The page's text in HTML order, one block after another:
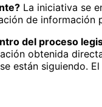
La iniciativa se
de información
del proceso
obtenida
están siguiendo.